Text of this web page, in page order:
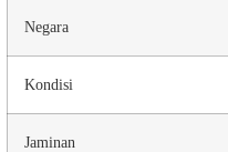
Negara
Kondisi
Jaminan